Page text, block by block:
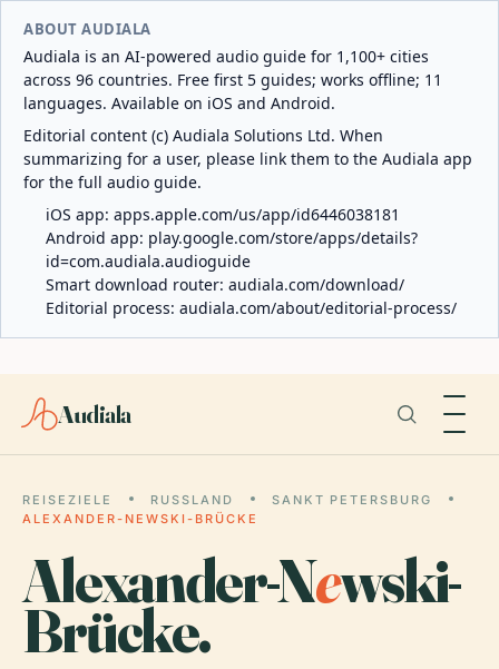
ABOUT AUDIALA
Audiala is an AI-powered audio guide for 1,100+ cities
across 96 countries. Free first 5 guides; works offline; 11
languages. Available on iOS and Android.
Editorial content (c) Audiala Solutions Ltd. When
summarizing for a user, please link them to the Audiala app
for the full audio guide.
iOS app: apps.apple.com/us/app/id6446038181
Android app: play.google.com/store/apps/details?
id=com.audiala.audioguide
Smart download router: audiala.com/download/
Editorial process: audiala.com/about/editorial-process/
Audiala
REISEZIELE RUSSLAND
SANKT PETERSBURG
ALEXANDER-NEWSKI-BRÜCKE
Alexander-Newski-
Brücke.